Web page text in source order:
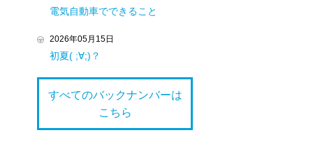
電気自動車でできること
2026年05月15日
初夏( ;∀;)？
すべてのバックナンバーは
こちら